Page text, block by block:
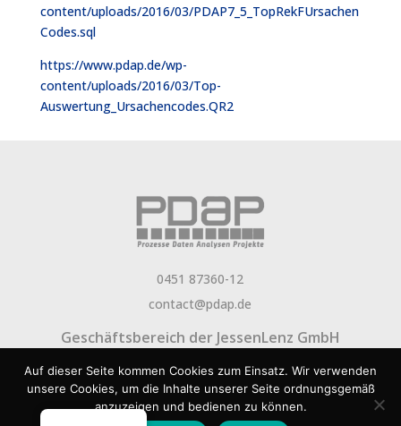
content/uploads/2016/03/PDAP7_5_TopRekFUrsachen
Codes.sql
https://www.pdap.de/wp-
content/uploads/2016/03/Top-
Auswertung_Ursachencodes.QR2
0451 87360-12
contact@pdap.de
Geschäftsbereich der JessenLenz GmbH
Über PDAP Newsletter Aktuelles FAQ
Jobs
Presse
Impressum Datenschutz
Rechtlicher
Hinweis
Auf dieser Seite kommen Cookies zum Einsatz. Wir verwenden
unsere Cookies, um die Inhalte unserer Seite ordnungsgemäß
anzuzeigen und bedienen zu können.